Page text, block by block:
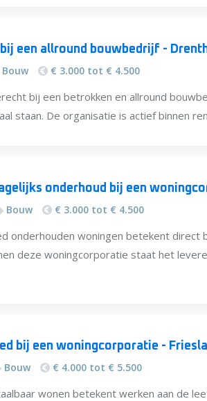
een allround bouwbedrijf -
Bouw € 3.000 tot € 4.500
bij een betrokken en allround
staan. De organisatie is actief binnen
onderhoud bij een
Bouw € 3.000 tot € 4.500
onderhouden woningen betekent direct
deze woningcorporatie staat het
bij een woningcorporatie -
Bouw € 4.000 tot € 5.500
wonen betekent werken aan de